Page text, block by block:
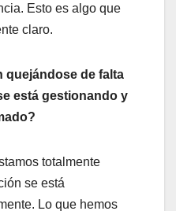
Esto es algo que
claro.
quejándose de falta
está gestionando y
totalmente
se está
Lo que hemos